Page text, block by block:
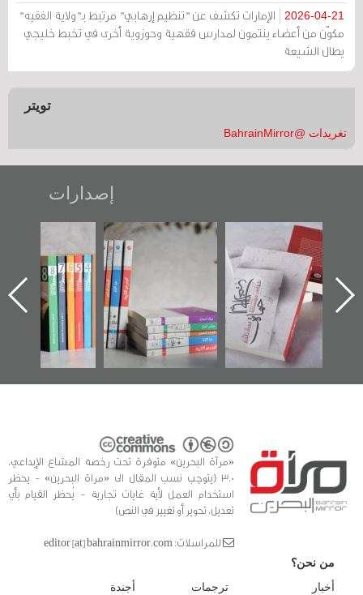
2026-04-21
الإمارات تكشف عن "تنظيم إرهابي" مرتبط بـ"ولاية الفقيه"
مكوّن من أعضاء ينتمون لمدارس فقهية وحوزوية أخرى في تخبط خليجي
يطال الشيعة
تويتر
تغريدات @BahrainMirror
إصدارات
"حماة الباب الأخير":
الإصدار الأول عن
اعتصام الدراز
وأحداث ساحة
الفداء لمركز أوال
للدراسات والتوثيق
تصنيف موضوعي
للوثائق البريطانية
يقدمه «مركز أوال»
في سلسلة من 5
كتب
تصدر حصاد
الساحات 2019
«مرآة البحرين» متوفرة تحت رخصة المشاع الإبداعي،
3.0 (يتوجب نسب المقال الى «مراة البحرين» - يحظر
استخدام العمل لأية غايات تجارية - يُحظر القيام بأي
تعديل، تحوير أو تغيير في النص)
للمراسلات: editor [at] bahrainmirror.com
من نحن؟
أخبار
ترجمات أجندة